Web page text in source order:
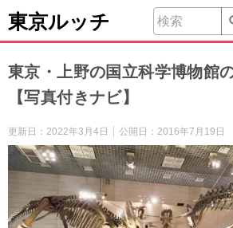
東京ルッチ
東京・上野の国立科学博物館
【写真付きナビ】
更新日： 2022年3月4日 公開日： 2016年7月19日